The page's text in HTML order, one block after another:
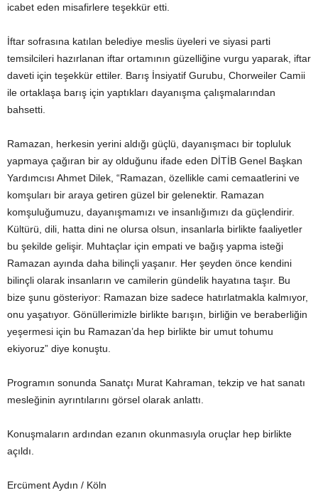
icabet eden misafirlere teşekkür etti.
İftar sofrasına katılan belediye meslis üyeleri ve siyasi parti
temsilcileri hazırlanan iftar ortamının güzelliğine vurgu yaparak, iftar
daveti için teşekkür ettiler. Barış İnsiyatif Gurubu, Chorweiler Camii
ile ortaklaşa barış için yaptıkları dayanışma çalışmalarından
bahsetti.
Ramazan, herkesin yerini aldığı güçlü, dayanışmacı bir topluluk
yapmaya çağıran bir ay olduğunu ifade eden DİTİB Genel Başkan
Yardımcısı Ahmet Dilek, “Ramazan, özellikle cami cemaatlerini ve
komşuları bir araya getiren güzel bir gelenektir. Ramazan
komşuluğumuzu, dayanışmamızı ve insanlığımızı da güçlendirir.
Kültürü, dili, hatta dini ne olursa olsun, insanlarla birlikte faaliyetler
bu şekilde gelişir. Muhtaçlar için empati ve bağış yapma isteği
Ramazan ayında daha bilinçli yaşanır. Her şeyden önce kendini
bilinçli olarak insanların ve camilerin gündelik hayatına taşır. Bu
bize şunu gösteriyor: Ramazan bize sadece hatırlatmakla kalmıyor,
onu yaşatıyor. Gönüllerimizle birlikte barışın, birliğin ve beraberliğin
yeşermesi için bu Ramazan’da hep birlikte bir umut tohumu
ekiyoruz” diye konuştu.
Programın sonunda Sanatçı Murat Kahraman, tekzip ve hat sanatı
mesleğinin ayrıntılarını görsel olarak anlattı.
Konuşmaların ardından ezanın okunmasıyla oruçlar hep birlikte
açıldı.
Ercüment Aydın / Köln